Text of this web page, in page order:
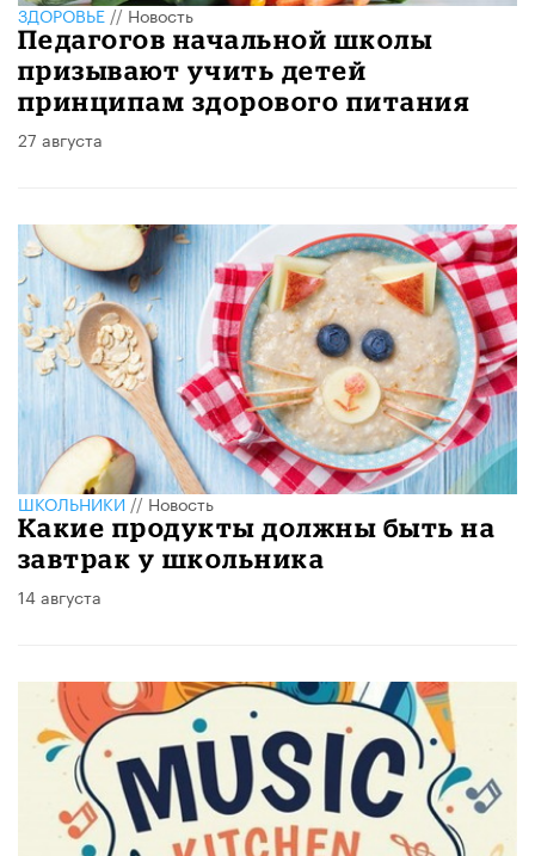
ЗДОРОВЬЕ//Новость
Педагогов начальной школы
призывают учить детей
принципам здорового питания
27 августа
ШКОЛЬНИКИ//Новость
Какие продукты должны быть на
завтрак у школьника
14 августа